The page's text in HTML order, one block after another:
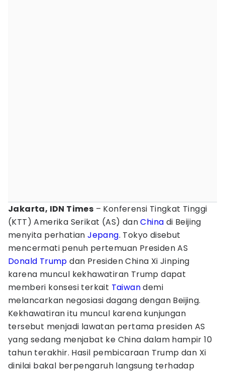
Jakarta, IDN Times – Konferensi Tingkat Tinggi
(KTT) Amerika Serikat (AS) danChina di Beijing
menyita perhatianJepang. Tokyo disebut
mencermati penuh pertemuan Presiden AS
Donald Trump dan Presiden China Xi Jinping
karena muncul kekhawatiran Trump dapat
memberi konsesi terkait Taiwandemi
melancarkan negosiasi dagang dengan Beijing.
Kekhawatiran itu muncul karena kunjungan
tersebut menjadi lawatan pertama presiden AS
yang sedang menjabat ke China dalam hampir 10
tahun terakhir. Hasil pembicaraan Trump dan Xi
dinilai bakal berpengaruh langsung terhadap